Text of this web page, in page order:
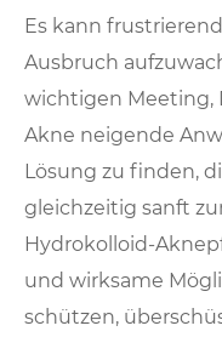
Es kann
Ausbruch
wichtigen Meeting,
Akne neigende
Lösung zu finden,
gleichzeitig sanft
Hydrokolloid-
und wirksame
schützen,